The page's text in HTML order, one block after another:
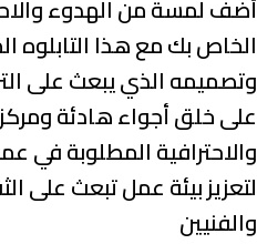
أضف لمسة من الهدوء
الخاص بك مع هذا التابلوه
وتصميمه الذي يبعث على
على خلق أجواء هادئة
والاحترافية المطلوبة في
لتعزيز بيئة عمل تبعث على
والفنيين